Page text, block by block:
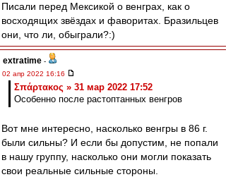
Писали перед Мексикой о венграх, как о
восходящих звёздах и фаворитах. Бразильцев
они, что ли, обыграли?:)
extratime -
02 апр 2022 16:16
Σπάρτακος » 31 мар 2022 17:52
Особенно после растоптанных венгров
Вот мне интересно, насколько венгры в 86 г.
были сильны? И если бы допустим, не попали
в нашу группу, насколько они могли показать
свои реальные сильные стороны.